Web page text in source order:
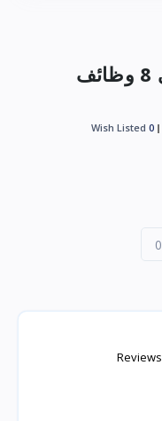
فرن BULM | بولم صيني 8 وظائف
0
0
Reviews